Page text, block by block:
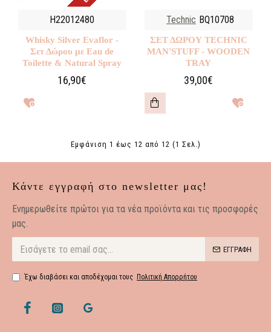
H22012480
Whisky Silver Evaflor -
Σετ Δώρου με Eau de
Toilette & Natural Spray
16,90€
Technic BQ10708
ΣΕΤ ΔΩΡΟΥ TECHNIC
MAN'STUFF - WOODEN
TRAY
39,00€
Εμφάνιση 1 έως 12 από 12 (1 Σελ.)
Κάντε εγγραφή στο newsletter μας!
Eνημερωθείτε πρώτοι για τα νέα προϊόντα και τις προσφορές
μας.
ΕΓΓΡΑΦΗ
Έχω διαβάσει και αποδέχομαι τους Πολιτική Απορρήτου